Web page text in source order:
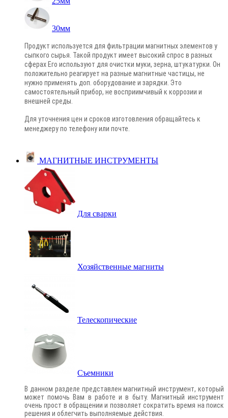
30мм
Продукт используется для фильтрации магнитных элементов у
сыпкого сырья. Такой продукт имеет высокий спрос в разных
сферах Его используют для очистки муки, зерна, штукатурки. Он
положительно реагирует на разные магнитные частицы, не
нужно применять доп. оборудование и зарядки. Это
самостоятельный прибор, не восприимчивый к коррозии и
внешней среды.
Для уточнения цен и сроков изготовления обращайтесь к
менеджеру по телефону или почте
МАГНИТНЫЕ ИНСТРУМЕНТЫ
Для сварки
Хозяйственные магниты
Телескопические
Съемники
В данном разделе представлен магнитный инструмент, который
может помочь Вам в работе и в быту. Магнитный инструмент
очень прост в обращении и позволяет сократить время на поиск
решения и облегчить выполняемые действия.